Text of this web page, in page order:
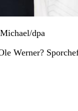
dpa
Werner?